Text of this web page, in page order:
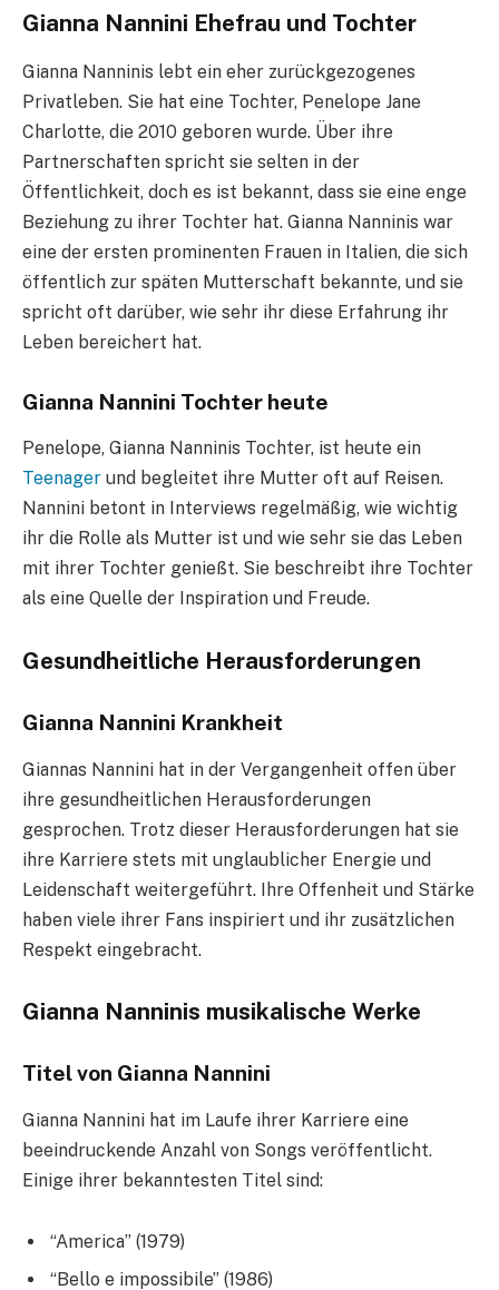
Gianna Nannini Ehefrau und Tochter
Gianna Nanninis lebt ein eher zurückgezogenes
Privatleben. Sie hat eine Tochter, Penelope Jane
Charlotte, die 2010 geboren wurde. Über ihre
Partnerschaften spricht sie selten in der
Öffentlichkeit, doch es ist bekannt, dass sie eine enge
Beziehung zu ihrer Tochter hat. Gianna Nanninis war
eine der ersten prominenten Frauen in Italien, die sich
öffentlich zur späten Mutterschaft bekannte, und sie
spricht oft darüber, wie sehr ihr diese Erfahrung ihr
Leben bereichert hat.
Gianna Nannini Tochter heute
Penelope, Gianna Nanninis Tochter, ist heute ein
Teenager und begleitet ihre Mutter oft auf Reisen.
Nannini betont in Interviews regelmäßig, wie wichtig
ihr die Rolle als Mutter ist und wie sehr sie das Leben
mit ihrer Tochter genießt. Sie beschreibt ihre Tochter
als eine Quelle der Inspiration und Freude.
Gesundheitliche Herausforderungen
Gianna Nannini Krankheit
Giannas Nannini hat in der Vergangenheit offen über
ihre gesundheitlichen Herausforderungen
gesprochen. Trotz dieser Herausforderungen hat sie
ihre Karriere stets mit unglaublicher Energie und
Leidenschaft weitergeführt. Ihre Offenheit und Stärke
haben viele ihrer Fans inspiriert und ihr zusätzlichen
Respekt eingebracht.
Gianna Nanninis musikalische Werke
Titel von Gianna Nannini
Gianna Nannini hat im Laufe ihrer Karriere eine
beeindruckende Anzahl von Songs veröffentlicht.
Einige ihrer bekanntesten Titel sind:
“America” (1979)
“Bello e impossibile” (1986)